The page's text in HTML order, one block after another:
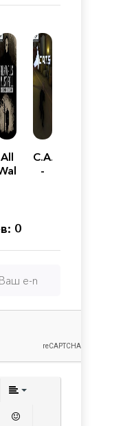
All
C.A.T.S.
-
up
0